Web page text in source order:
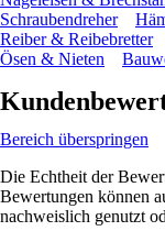
Schraubendreher
Reiber & Reibebretter
Ösen & Nieten
Bereich überspringen
Die Echtheit der
Bewertungen können
nachweislich genutzt